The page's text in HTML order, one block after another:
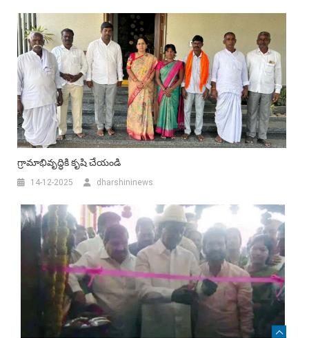
గ్రామాభివృద్ధికి కృషి చేయండి
14-12-2025 dharshininews